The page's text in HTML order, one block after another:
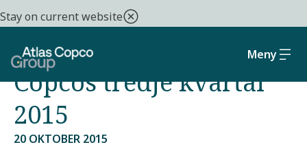
Stay on current website
Meny
Ronnie Leten
kommenterar Atlas
Copcos tredje kvartal
2015
20 OKTOBER 2015